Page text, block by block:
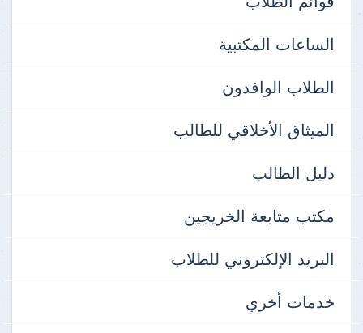
الساعات المكتبية
الطلاب الوافدون
الميثاق الأخلاقي للطالب
دليل الطالب
مكتب متابعة الخريجين
البريد الإلكتروني للطلاب
خدمات أخري